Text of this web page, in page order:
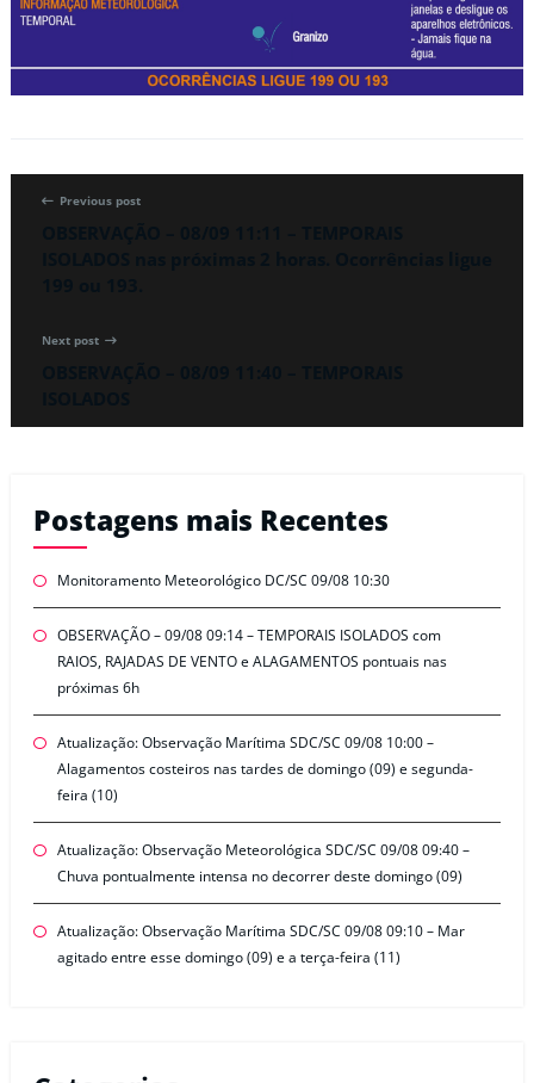
Previous post
Next post
Postagens mais Recentes
Monitoramento Meteorológico DC/SC 09/08 10:30
OBSERVAÇÃO – 09/08 09:14 – TEMPORAIS ISOLADOS com
RAIOS, RAJADAS DE VENTO e ALAGAMENTOS pontuais nas
próximas 6h
Atualização: Observação Marítima SDC/SC 09/08 10:00 –
Alagamentos costeiros nas tardes de domingo (09) e segunda-
feira (10)
Atualização: Observação Meteorológica SDC/SC 09/08 09:40 –
Chuva pontualmente intensa no decorrer deste domingo (09)
Atualização: Observação Marítima SDC/SC 09/08 09:10 – Mar
agitado entre esse domingo (09) e a terça-feira (11)